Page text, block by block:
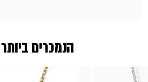
הנמכרים ביותר